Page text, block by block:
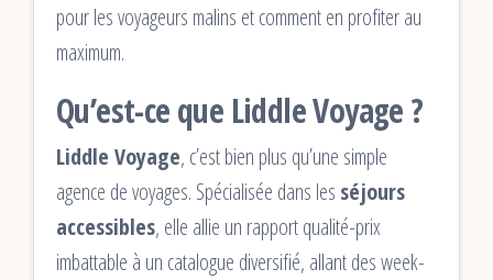
pour les voyageurs malins et comment en profiter au
maximum.
Qu’est-ce que Liddle Voyage ?
Liddle Voyage, c’est bien plus qu’une simple
agence de voyages. Spécialisée dans les séjours
accessibles, elle allie un rapport qualité-prix
imbattable à un catalogue diversifié, allant des week-